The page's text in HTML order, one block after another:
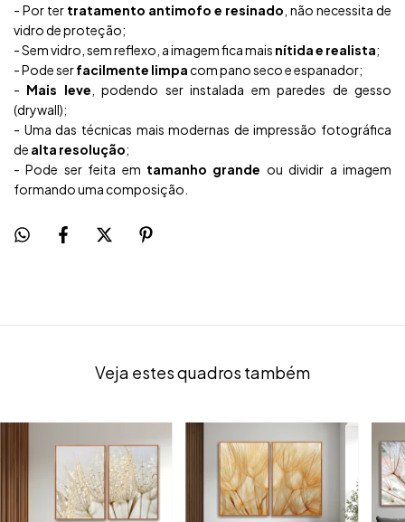
- Por ter tratamento antimofo e resinado , não necessita de
vidro de proteção;
- Sem vidro, sem reflexo, a imagem fica mais nítida e realista;
- Pode serfacilmente limpacom pano seco e espanador;
- Mais leve , podendo ser instalada em paredes de gesso
(drywall);
- Uma das técnicas mais modernas de impressão fotográfica
de alta resolução;
- Pode ser feita em tamanho grande ou dividir a imagem
formando uma composição.
Veja estes quadros também